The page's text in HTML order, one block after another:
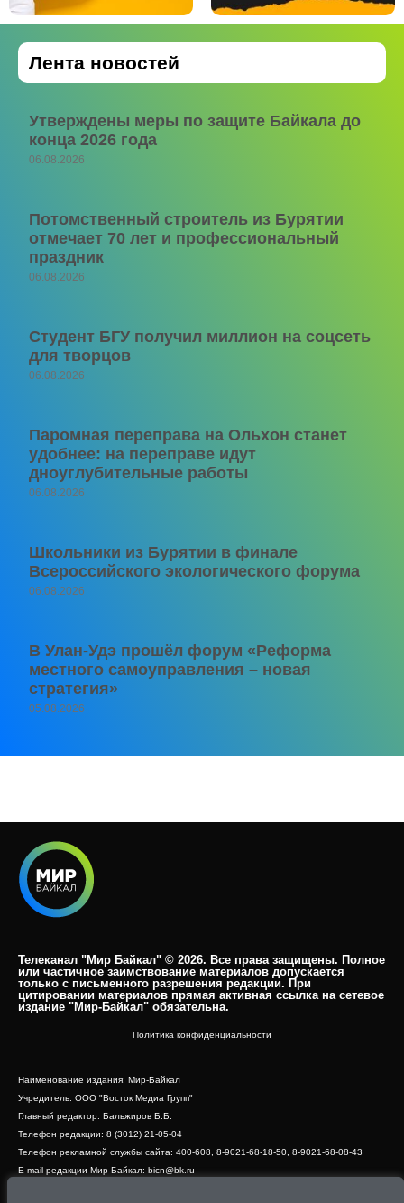
Лента новостей
Утверждены меры по защите Байкала до
конца 2026 года
06.08.2026
Потомственный строитель из Бурятии
отмечает 70 лет и профессиональный
праздник
06.08.2026
Студент БГУ получил миллион на соцсеть
для творцов
06.08.2026
Паромная переправа на Ольхон станет
удобнее: на переправе идут
дноуглубительные работы
06.08.2026
Школьники из Бурятии в финале
Всероссийского экологического форума
06.08.2026
В Улан-Удэ прошёл форум «Реформа
местного самоуправления – новая
стратегия»
05.08.2026
Телеканал "Мир Байкал" © 2026. Все права защищены. Полное
или частичное заимствование материалов допускается
только с письменного разрешения редакции. При
цитировании материалов прямая активная ссылка на сетевое
издание "Мир-Байкал" обязательна.​
Политика конфиденциальности
Наименование издания: Мир-Байкал
Учредитель: ООО "Восток Медиа Групп"
Главный редактор: Бальжиров Б.Б.
Телефон редакции: 8 (3012) 21-05-04
Телефон рекламной службы сайта: 400-608, 8-9021-68-18-50, 8-9021-68-08-43
E-mail редакции Мир Байкал: bicn@bk.ru